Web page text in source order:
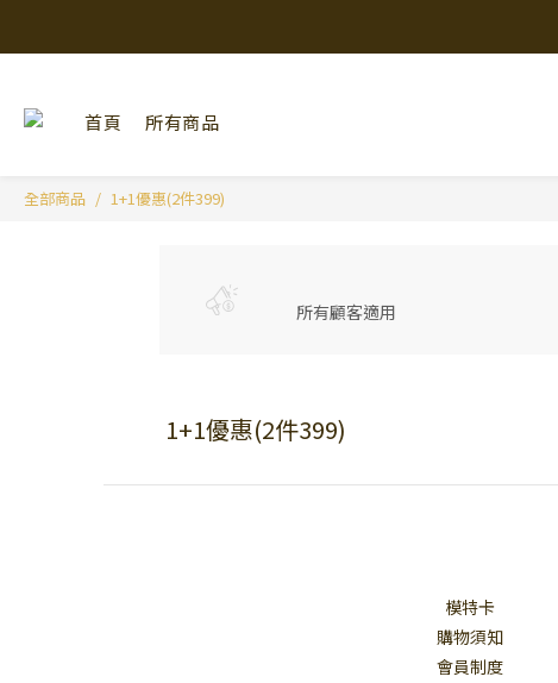
首頁 所有商品
全部商品 1+1優惠(2件399)
所有顧客適用
1+1優惠(2件399)
模特卡
購物須知
會員制度